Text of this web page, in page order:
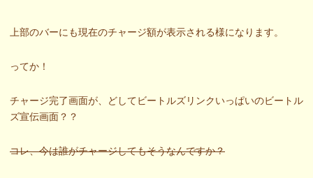
上部のバーにも現在のチャージ額が表示される様になります。
ってか！
チャージ完了画面が、どしてビートルズリンクいっぱいのビートル
ズ宣伝画面？？
コレ、今は誰がチャージしてもそうなんですか？